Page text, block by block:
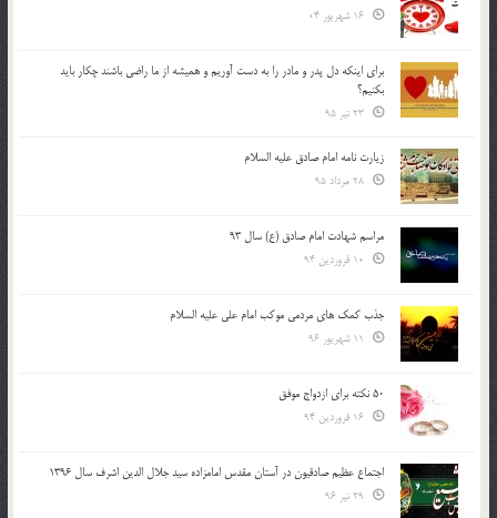
براي اينكه دل پدر و مادر را به دست آوريم و هميشه از ما راضي باشند چكار بايد
بكنيم؟
زیارت نامه امام صادق علیه السلام
مراسم شهادت امام صادق (ع) سال 93
جذب کمک های مردمی موکب امام علی علیه السلام
50 نکته برای ازدواج موفق
اجتماع عظیم صادقیون در آستان مقدس امامزاده سید جلال الدین اشرف سال 1396